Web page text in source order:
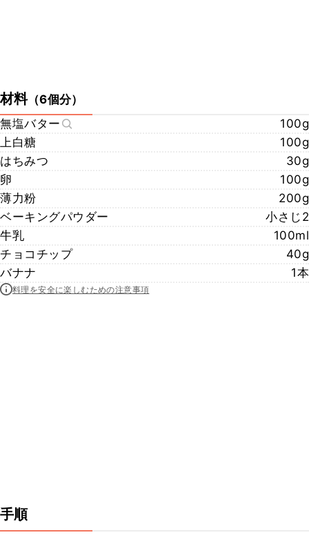
材料（6個分）
無塩バター
100g
上白糖
100g
はちみつ
30g
卵
100g
薄力粉
200g
ベーキングパウダー
小さじ2
牛乳
100ml
チョコチップ
40g
バナナ
1本
料理を安全に楽しむための注意事項
手順